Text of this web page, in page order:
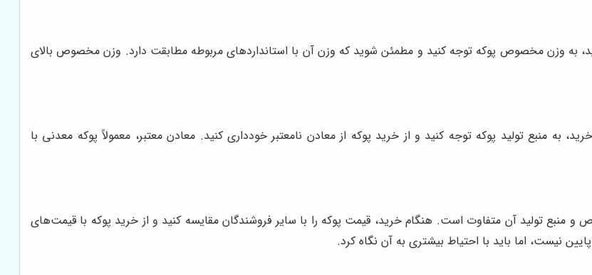
به وزن مخصوص پوکه توجه کنید و مطمئن شوید که وزن آن با استانداردهای مربوطه مطابقت دارد. وزن مخصوص بالای
به منبع تولید پوکه توجه کنید و از خرید پوکه از معادن نامعتبر خودداری کنید. معادن معتبر، معمولاً پوکه معدنی با
منبع تولید آن متفاوت است. هنگام خرید، قیمت پوکه را با سایر فروشندگان مقایسه کنید و از خرید پوکه با قیمت‌های
نیست، اما باید با احتیاط بیشتری به آن نگاه کرد.